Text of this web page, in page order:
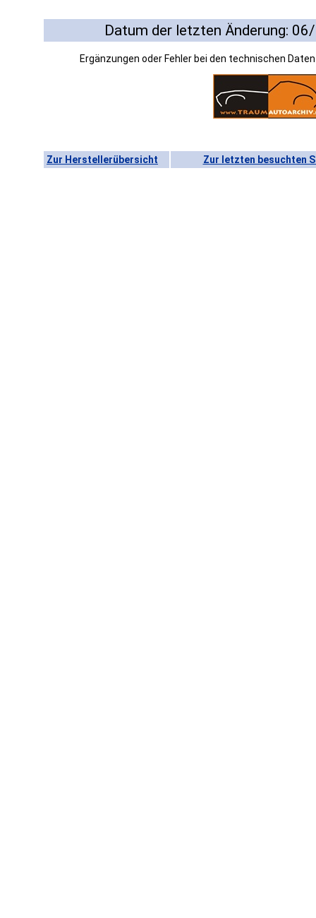
Datum der letzten Änderung:
Ergänzungen oder Fehler bei den technischen
Zur Herstellerübersicht Zur letzten besuchten